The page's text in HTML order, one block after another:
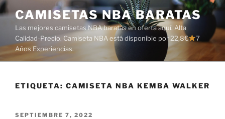
Saltar
al
contenido
CAMISETAS NBA BARATAS
Las mejores camisetas NBA baratas en oferta aquí. Alta
Calidad-Precio. Camiseta NBA está disponible por 22,8€
7
Años Experiencias.
ETIQUETA: CAMISETA NBA KEMBA WALKER
PUBLICADO
SEPTIEMBRE 7, 2022